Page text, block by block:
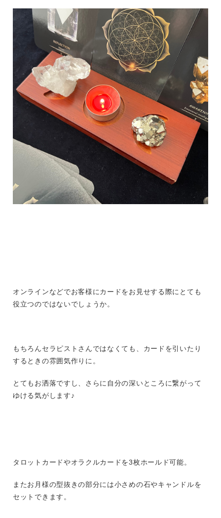
オンラインなどでお客様にカードをお見せする際にとても
役立つのではないでしょうか。
もちろんセラピストさんではなくても、カードを引いたり
するときの雰囲気作りに。
とてもお洒落ですし、さらに自分の深いところに繋がって
ゆける気がします♪
タロットカードやオラクルカードを3枚ホールド可能。
またお月様の型抜きの部分には小さめの石やキャンドルを
セットできます。